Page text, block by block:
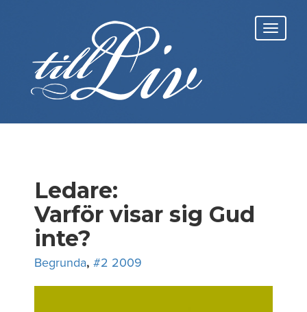
Ledare:
Varför visar sig Gud
inte?
Begrunda, #2 2009